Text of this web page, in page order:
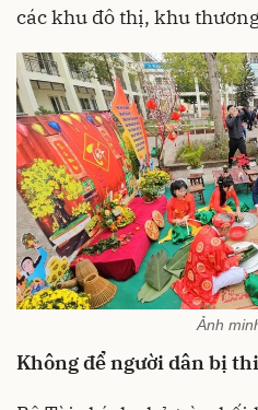
các khu đô thị, khu
Ảnh
Không để người dân bị